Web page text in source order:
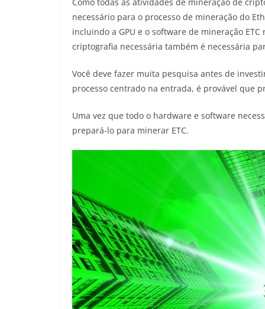
necessário para o processo de mineração do
incluindo a GPU e o software de mineração
criptografia necessária também é necessária
Você deve fazer muita pesquisa antes de
processo centrado na entrada, é provável que
Uma vez que todo o hardware e software
prepará-lo para minerar ETC.